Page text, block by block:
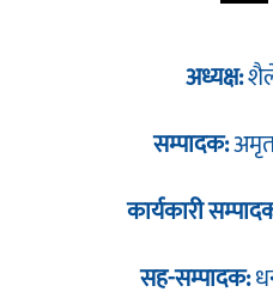
अध्यक्ष:
सम्पादक:
कार्यकारी
सह-सम्पादक: